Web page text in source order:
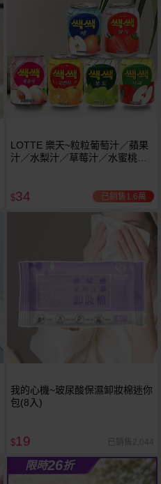
LOTTE 樂天~粒粒葡萄汁／蘋果
汁／水梨汁／草莓汁／水蜜桃汁
$34 已銷售1.6萬
我的心機~玻尿酸保濕卸妝棉迷你
包(8入)
$19 已銷售2,044
限時26折